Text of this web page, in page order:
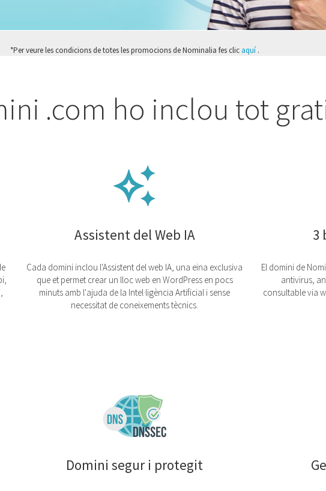
*Per veure les condicions de totes les promocions de Nominalia fes clic aquí.
.com ho inclou tot
Assistent del Web IA
Cada domini inclou l'Assistent del web IA, una eina exclusiva
que et permet crear un lloc web en WordPress en pocs
minuts amb l'ajuda de la Intel·ligència Artificial i sense
necessitat de coneixements tècnics.
3
El domini de
antivirus,
consultable via
Domini segur i protegit